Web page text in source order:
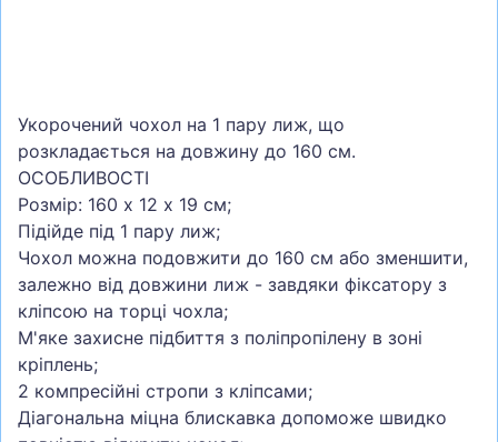
ТУРИЗМ
Укорочений чохол на 1 пару лиж, що
розкладається на довжину до 160 см.
ОСОБЛИВОСТІ
Розмір: 160 х 12 х 19 см;
Підійде під 1 пару лиж;
Чохол можна подовжити до 160 см або зменшити,
залежно від довжини лиж - завдяки фіксатору з
кліпсою на торці чохла;
М'яке захисне підбиття з поліпропілену в зоні
кріплень;
2 компресійні стропи з кліпсами;
Діагональна міцна блискавка допоможе швидко